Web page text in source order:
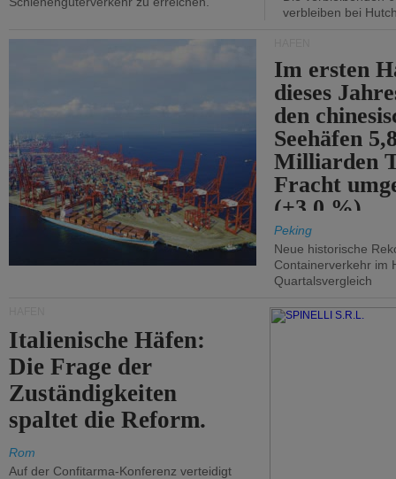
verbleiben bei
Im ersten
dieses
den
Seehäfen
Milliarden
Fracht
(+3,0 %).
Peking
Neue historische
Containerverkehr im
Quartalsvergleich
Italienische Häfen:
Die Frage der
Zuständigkeiten
spaltet die Reform.
Rom
Auf der Confitarma-Konferenz verteidigt